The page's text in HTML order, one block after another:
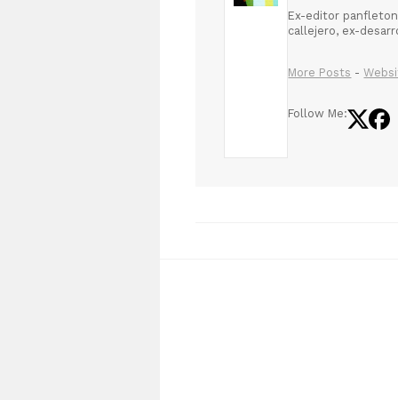
Ex-editor
callejero, ex-
More Posts -
Follow Me: